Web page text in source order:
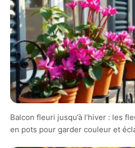
Balcon fleuri jusqu’à l’hiver : les
en pots pour garder couleur et